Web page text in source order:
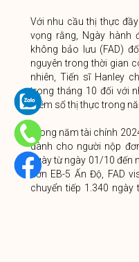
Với nhu cầu thị thực
vọng rằng, Ngày hành
không bảo lưu (FAD)
nguyên trong thời gian
nhiên, Tiến sĩ Hanley
trong tháng 10 đối với
thêm số thị thực trong
Trong năm tài chính
dành cho người nộp
ngày từ ngày 01/10 đến
đơn EB-5 Ấn Độ, FAD
chuyển tiếp 1.340